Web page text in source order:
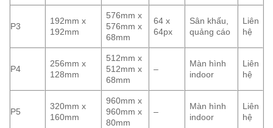
P3
192mm x
192mm
576mm x
576mm x
68mm
64 x
64px
Sân khấu,
quảng cáo
Liên
hệ
P4
256mm x
128mm
512mm x
512mm x
68mm
–
Màn hình
indoor
Liên
hệ
P5
320mm x
160mm
960mm x
960mm x
80mm
–
Màn hình
indoor
Liên
hệ